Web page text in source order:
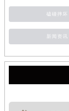
磕碰摔坏
新闻资讯